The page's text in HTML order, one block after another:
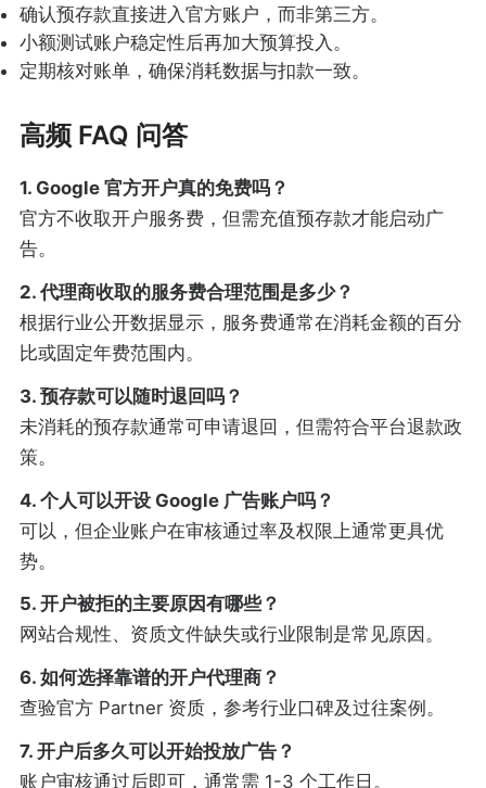
确认预存款直接进入官方账户，而非第三方。
小额测试账户稳定性后再加大预算投入。
定期核对账单，确保消耗数据与扣款一致。
高频 FAQ 问答
1. Google 官方开户真的免费吗？
官方不收取开户服务费，但需充值预存款才能启动广
告。
2. 代理商收取的服务费合理范围是多少？
根据行业公开数据显示，服务费通常在消耗金额的百分
比或固定年费范围内。
3. 预存款可以随时退回吗？
未消耗的预存款通常可申请退回，但需符合平台退款政
策。
4. 个人可以开设 Google 广告账户吗？
可以，但企业账户在审核通过率及权限上通常更具优
势。
5. 开户被拒的主要原因有哪些？
网站合规性、资质文件缺失或行业限制是常见原因。
6. 如何选择靠谱的开户代理商？
查验官方 Partner 资质，参考行业口碑及过往案例。
7. 开户后多久可以开始投放广告？
账户审核通过后即可，通常需 1-3 个工作日。